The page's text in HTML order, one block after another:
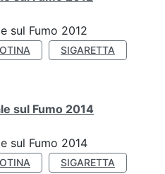
sul Fumo 2012
SIGARETTA
sul Fumo 2014
sul Fumo 2014
SIGARETTA